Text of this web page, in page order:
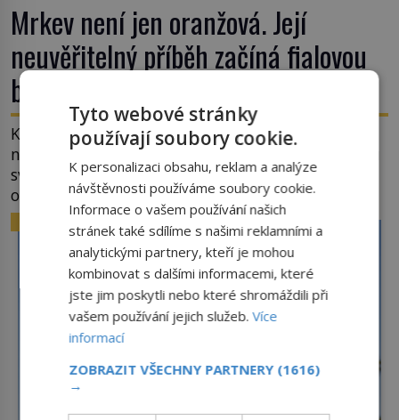
Mrkev není jen oranžová. Její
neuvěřitelný příběh začíná fialovou
barvou
Když dnes vytáhneme ze země mrkev, většina z
nás očekává sytě oranžový kořen. Jenže po většinu
své historie je mrkev všechno možné, jen ne
oranžová. Je fialová, žlutá, bílá, někdy dokonce
téměř černá. Až díky stovkám let pečlivého
šlechtění se z ní stává zelenina, bez které si českou
zahradu ani nedokážeme představit. Její příběh je
ZAJÍMAVOSTI
Tyto webové stránky
používají soubory cookie.
K personalizaci obsahu, reklam a analýze
návštěvnosti používáme soubory cookie.
Informace o vašem používání našich
stránek také sdílíme s našimi reklamními a
analytickými partnery, kteří je mohou
kombinovat s dalšími informacemi, které
jste jim poskytli nebo které shromáždili při
vašem používání jejich služeb.Více
informací
ZOBRAZIT VŠECHNY PARTNERY (1616)
→